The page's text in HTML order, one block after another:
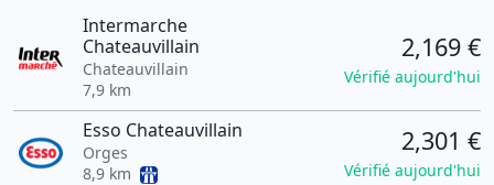
Intermarche
Chateauvillain
Chateauvillain
7,9 km
2,169 €
Vérifié aujourd'hui
Esso Chateauvillain
Orges
8,9 km
2,301 €
Vérifié aujourd'hui